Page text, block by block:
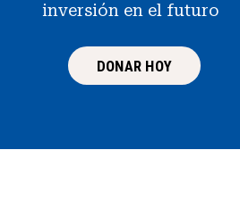
inversión en el futuro
DONAR HOY